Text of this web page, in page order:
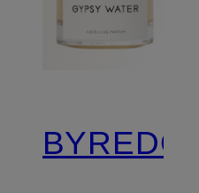
BYREDO